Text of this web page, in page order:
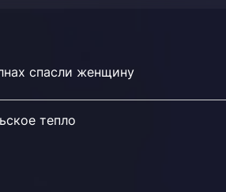
спасли женщину
тепло